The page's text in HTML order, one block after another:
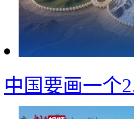
中国要画一个